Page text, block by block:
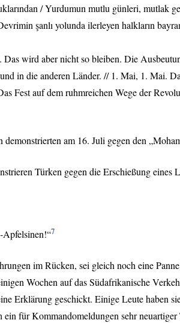
/ Yurdumun mutlu günleri, mutlak
şanlı yolunda ilerleyen halkların
wird aber nicht so bleiben. Die
in die anderen Länder. // 1. Mai, 1. Mai.
Fest auf dem ruhmreichen Wege der
am 16. Juli gegen den
Türken gegen die Erschießung eines
Apfelsinen!“7
im Rücken, sei gleich noch eine
Wochen auf das Südafrikanische
Erklärung geschickt. Einige Leute haben
für Kommandomeldungen sehr